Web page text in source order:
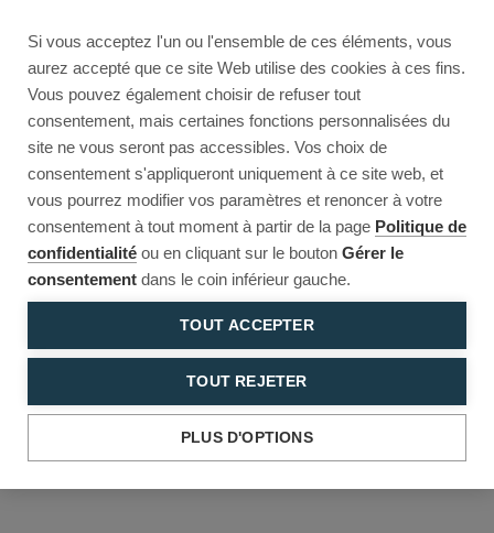
Si vous acceptez l'un ou l'ensemble de ces éléments, vous
aurez accepté que ce site Web utilise des cookies à ces fins.
Vous pouvez également choisir de refuser tout
consentement, mais certaines fonctions personnalisées du
site ne vous seront pas accessibles. Vos choix de
consentement s'appliqueront uniquement à ce site web, et
vous pourrez modifier vos paramètres et renoncer à votre
consentement à tout moment à partir de la page Politique de
confidentialité ou en cliquant sur le bouton Gérer le
consentement dans le coin inférieur gauche.
TOUT ACCEPTER
TOUT REJETER
PLUS D'OPTIONS
Reload to try again, or go back.
Reload Back